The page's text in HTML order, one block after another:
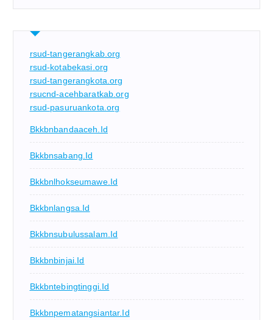
rsud-tangerangkab.org
rsud-kotabekasi.org
rsud-tangerangkota.org
rsucnd-acehbaratkab.org
rsud-pasuruankota.org
Bkkbnbandaaceh.id
Bkkbnsabang.id
Bkkbnlhokseumawe.id
Bkkbnlangsa.id
Bkkbnsubulussalam.id
Bkkbnbinjai.id
Bkkbntebingtinggi.id
Bkkbnpematangsiantar.id